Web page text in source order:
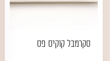
סקרמבל קוקיס פס